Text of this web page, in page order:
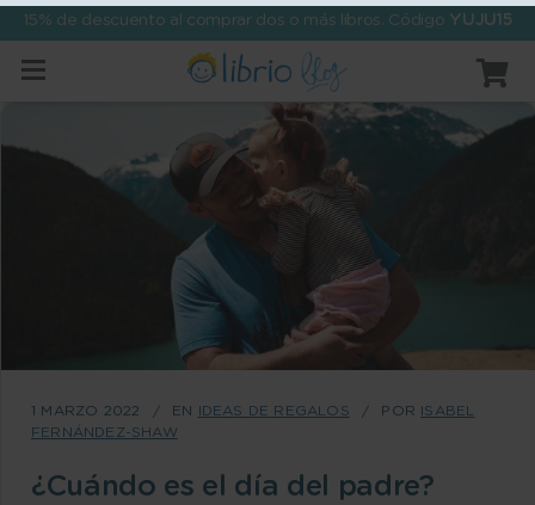
15% de descuento al comprar dos o más libros. Código YUJU15
1 MARZO 2022 EN IDEAS DE REGALOS POR ISABEL
FERNÁNDEZ-SHAW
¿Cuándo es el día del padre?